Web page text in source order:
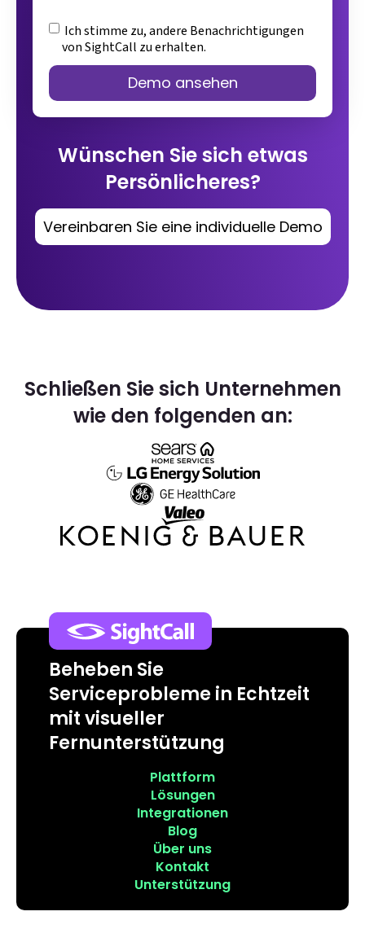
Ich stimme zu, andere Benachrichtigungen
von SightCall zu erhalten.
Wünschen Sie sich etwas
Persönlicheres?
Vereinbaren Sie eine individuelle Demo
Schließen Sie sich Unternehmen
wie den folgenden an:
Beheben Sie
Serviceprobleme in Echtzeit
mit visueller
Fernunterstützung
Plattform
Lösungen
Integrationen
Blog
Über uns
Kontakt
Unterstützung